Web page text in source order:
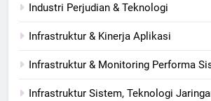
Industri Perjudian & Teknologi
Infrastruktur & Kinerja Aplikasi
Infrastruktur & Monitoring Performa
Infrastruktur Sistem, Teknologi